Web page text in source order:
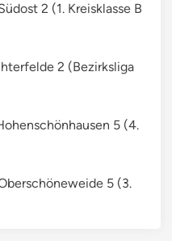
2 (1. Kreisklasse B
2 (Bezirksliga
5 (4.
5 (3.